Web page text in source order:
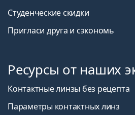
Студенческие скидки
Пригласи друга и сэкономь
Ресурсы от наших
Контактные линзы без рецепта
Параметры контактных линз